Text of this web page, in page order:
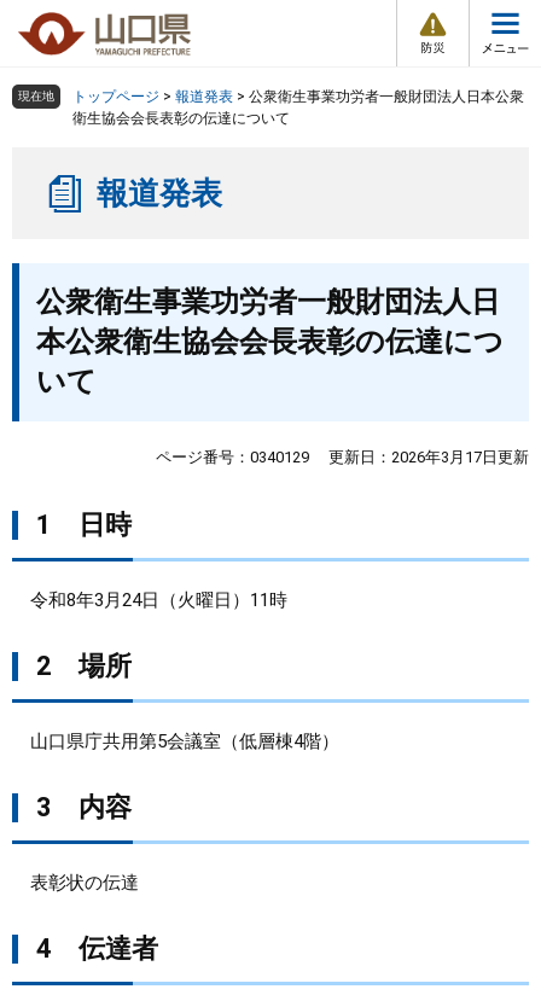
の
ー
情
報
メ
ュ
組織で探す
くらし・環境
健康・福祉
教育・文化・スポーツ
しごと・産業・観光
まちづくり
県政情報
検索の仕方 組織で探す
現在地 トップページ > 報道発表 > 公衆衛生事業功労者一般財団法人日本公衆
衛生協会会長表彰の伝達について
報道発表
公衆衛生事業功労者一般財団法人日
本公衆衛生協会会長表彰の伝達につ
いて
ページ番号：0340129 更新日：2026年3月17日更新
1 日時
令和8年3月24日（火曜日）11時
2 場所
山口県庁共用第5会議室（低層棟4階）
3 内容
表彰状の伝達
4 伝達者